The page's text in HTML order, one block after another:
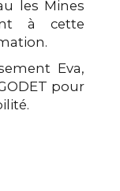
les Mines
à cette
Eva,
pour